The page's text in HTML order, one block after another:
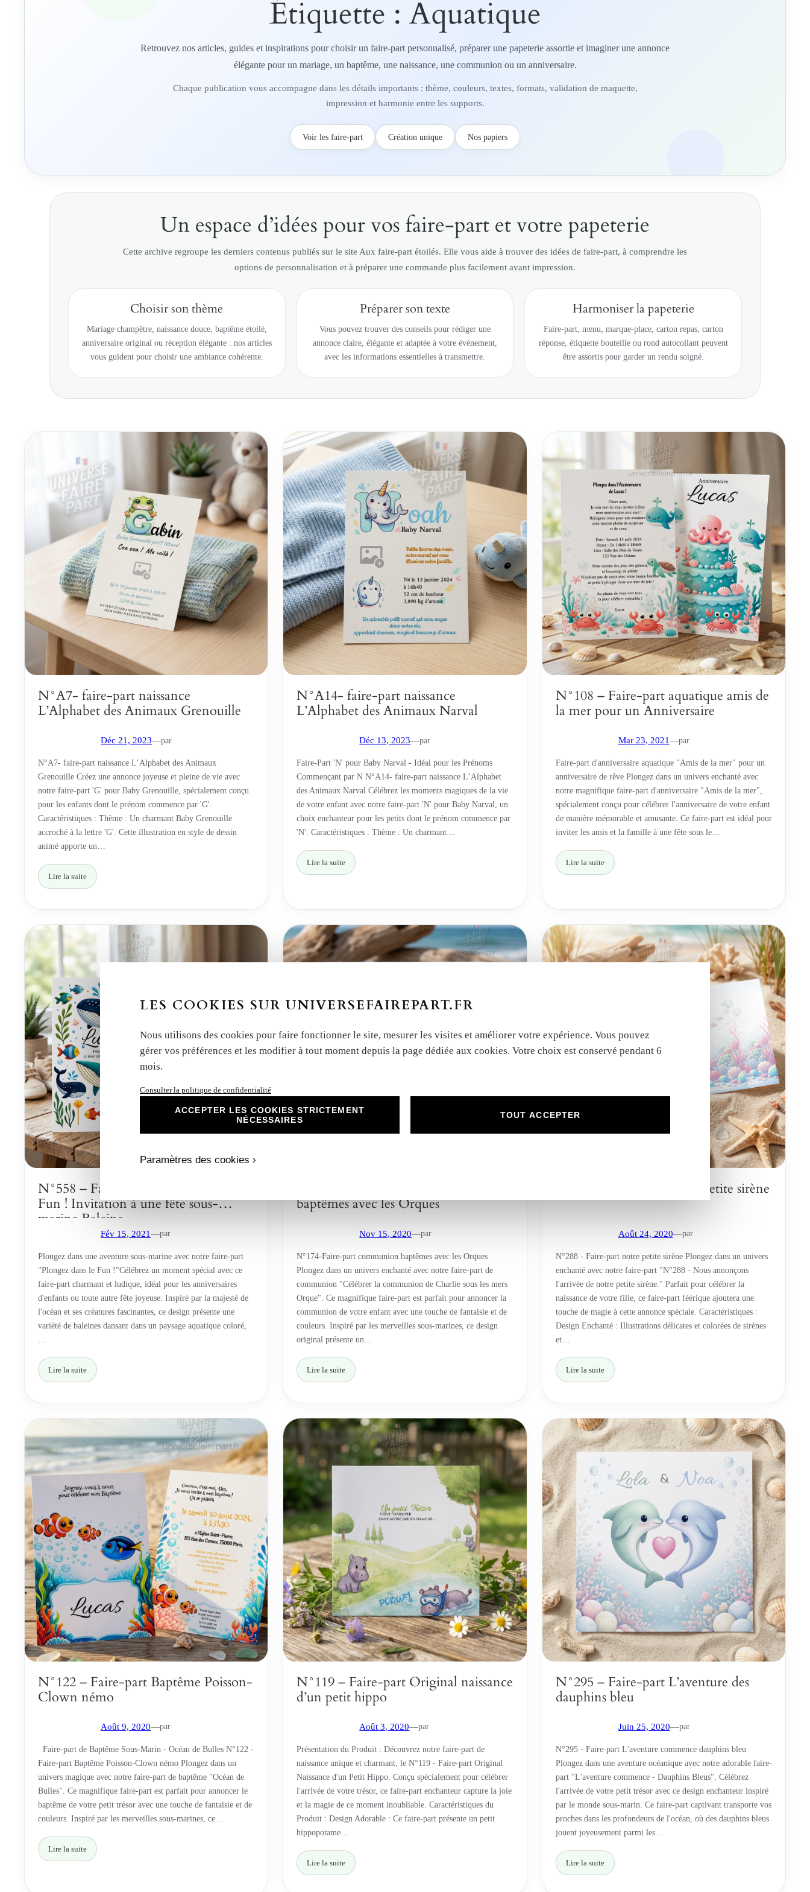
Étiquette : Aquatique
Retrouvez nos articles, guides et inspirations pour choisir un faire-part personnalisé, préparer une papeterie assortie et imaginer une annonce
élégante pour un mariage, un baptême, une naissance, une communion ou un anniversaire.
Chaque publication vous accompagne dans les détails importants : thème, couleurs, textes, formats, validation de maquette,
impression et harmonie entre les supports.
Voir les faire-part Création unique Nos papiers
Un espace d’idées pour vos faire-part et votre papeterie
Cette archive regroupe les derniers contenus publiés sur le site Aux faire-part étoilés. Elle vous aide à trouver des idées de faire-part, à comprendre les
options de personnalisation et à préparer une commande plus facilement avant impression.
Choisir son thème
Mariage champêtre, naissance douce, baptême étoilé,
anniversaire original ou réception élégante : nos articles
vous guident pour choisir une ambiance cohérente.
Préparer son texte
Vous pouvez trouver des conseils pour rédiger une
annonce claire, élégante et adaptée à votre événement,
avec les informations essentielles à transmettre.
Harmoniser la papeterie
Faire-part, menu, marque-place, carton repas, carton
réponse, étiquette bouteille ou rond autocollant peuvent
être assortis pour garder un rendu soigné.
N°A7- faire-part naissance
L’Alphabet des Animaux Grenouille
Déc 21, 2023—par
N°A7- faire-part naissance L’Alphabet des Animaux
Grenouille Créez une annonce joyeuse et pleine de vie avec
notre faire-part 'G' pour Baby Grenouille, spécialement conçu
pour les enfants dont le prénom commence par 'G'.
Caractéristiques : Thème : Un charmant Baby Grenouille
accroché à la lettre 'G'. Cette illustration en style de dessin
animé apporte un…
Lire la suite
N°A14- faire-part naissance
L’Alphabet des Animaux Narval
Déc 13, 2023—par
Faire-Part 'N' pour Baby Narval - Idéal pour les Prénoms
Commençant par N N°A14- faire-part naissance L’Alphabet
des Animaux Narval Célébrez les moments magiques de la vie
de votre enfant avec notre faire-part 'N' pour Baby Narval, un
choix enchanteur pour les petits dont le prénom commence par
'N'. Caractéristiques : Thème : Un charmant…
Lire la suite
N°108 – Faire-part aquatique amis de
la mer pour un Anniversaire
Mar 23, 2021—par
Faire-part d'anniversaire aquatique "Amis de la mer" pour un
anniversaire de rêve Plongez dans un univers enchanté avec
notre magnifique faire-part d'anniversaire "Amis de la mer",
spécialement conçu pour célébrer l'anniversaire de votre enfant
de manière mémorable et amusante. Ce faire-part est idéal pour
inviter les amis et la famille à une fête sous le…
Lire la suite
N°558 – Faire-part Plongez dans le
Fun ! Invitation à une fête sous-
marine Baleine
Fév 15, 2021—par
Plongez dans une aventure sous-marine avec notre faire-part
"Plongez dans le Fun !"Célébrez un moment spécial avec ce
faire-part charmant et ludique, idéal pour les anniversaires
d'enfants ou toute autre fête joyeuse. Inspiré par la majesté de
l'océan et ses créatures fascinantes, ce design présente une
variété de baleines dansant dans un paysage aquatique coloré,
Lire la suite
baptêmes avec les Orques
Nov 15, 2020—par
N°174-Faire-part communion baptêmes avec les Orques
Plongez dans un univers enchanté avec notre faire-part de
communion "Célébrer la communion de Charlie sous les mers
Orque". Ce magnifique faire-part est parfait pour annoncer la
communion de votre enfant avec une touche de fantaisie et de
couleurs. Inspiré par les merveilles sous-marines, ce design
original présente un…
Lire la suite
N°288 – Faire-part notre petite sirène
Août 24, 2020—par
N°288 - Faire-part notre petite sirène Plongez dans un univers
enchanté avec notre faire-part "N°288 - Nous annonçons
l'arrivée de notre petite sirène." Parfait pour célébrer la
naissance de votre fille, ce faire-part féérique ajoutera une
touche de magie à cette annonce spéciale. Caractéristiques :
Design Enchanté : Illustrations délicates et colorées de sirènes
et…
Lire la suite
N°122 – Faire-part Baptême Poisson-
Clown némo
Août 9, 2020—par
Faire-part de Baptême Sous-Marin - Océan de Bulles N°122 -
Faire-part Baptême Poisson-Clown némo Plongez dans un
univers magique avec notre faire-part de baptême "Océan de
Bulles". Ce magnifique faire-part est parfait pour annoncer le
baptême de votre petit trésor avec une touche de fantaisie et de
couleurs. Inspiré par les merveilles sous-marines, ce…
Lire la suite
N°119 – Faire-part Original naissance
d’un petit hippo
Août 3, 2020—par
Présentation du Produit : Découvrez notre faire-part de
naissance unique et charmant, le N°119 - Faire-part Original
Naissance d'un Petit Hippo. Conçu spécialement pour célébrer
l'arrivée de votre trésor, ce faire-part enchanteur capture la joie
et la magie de ce moment inoubliable. Caractéristiques du
Produit : Design Adorable : Ce faire-part présente un petit
hippopotame…
Lire la suite
N°295 – Faire-part L’aventure des
dauphins bleu
Juin 25, 2020—par
N°295 - Faire-part L'aventure commence dauphins bleu
Plongez dans une aventure océanique avec notre adorable faire-
part "L'aventure commence - Dauphins Bleus". Célébrez
l'arrivée de votre petit trésor avec ce design enchanteur inspiré
par le monde sous-marin. Ce faire-part captivant transporte vos
proches dans les profondeurs de l'océan, où des dauphins bleus
jouent joyeusement parmi les…
Lire la suite
LES COOKIES SUR UNIVERSEFAIREPART.FR
Nous utilisons des cookies pour faire fonctionner le site, mesurer les visites et améliorer votre expérience. Vous pouvez
gérer vos préférences et les modifier à tout moment depuis la page dédiée aux cookies. Votre choix est conservé pendant 6
mois.
Consulter la politique de confidentialité
ACCEPTER LES COOKIES STRICTEMENT
NÉCESSAIRES
Paramètres des cookies ›
TOUT ACCEPTER